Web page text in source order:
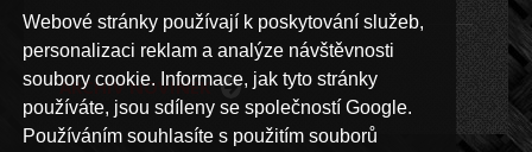
Webové stránky používají k poskytování služeb,
personalizaci reklam a analýze návštěvnosti
soubory cookie. Informace, jak tyto stránky
používáte, jsou sdíleny se společností Google.
Používáním souhlasíte s použitím souborů
ARCHIV NOVINEK